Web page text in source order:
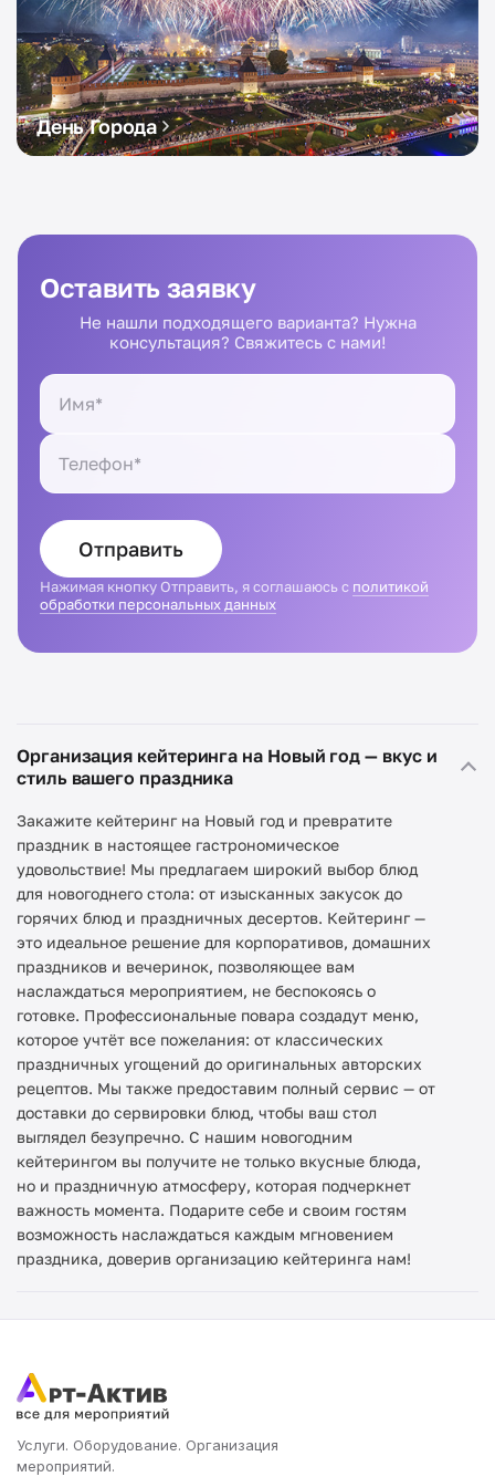
День Города
Оставить заявку
Не нашли подходящего варианта? Нужна
консультация? Свяжитесь с нами!
Отправить
Нажимая кнопку Отправить, я соглашаюсь с политикой
обработки персональных данных
Организация кейтеринга на Новый год — вкус и
стиль вашего праздника
Закажите кейтеринг на Новый год и превратите
праздник в настоящее гастрономическое
удовольствие! Мы предлагаем широкий выбор блюд
для новогоднего стола: от изысканных закусок до
горячих блюд и праздничных десертов. Кейтеринг —
это идеальное решение для корпоративов, домашних
праздников и вечеринок, позволяющее вам
наслаждаться мероприятием, не беспокоясь о
готовке. Профессиональные повара создадут меню,
которое учтёт все пожелания: от классических
праздничных угощений до оригинальных авторских
рецептов. Мы также предоставим полный сервис — от
доставки до сервировки блюд, чтобы ваш стол
выглядел безупречно. С нашим новогодним
кейтерингом вы получите не только вкусные блюда,
но и праздничную атмосферу, которая подчеркнет
важность момента. Подарите себе и своим гостям
возможность наслаждаться каждым мгновением
праздника, доверив организацию кейтеринга нам!
Услуги. Оборудование. Организация
мероприятий.